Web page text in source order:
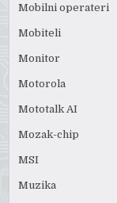
Mobilni operateri
Mobiteli
Monitor
Motorola
Mototalk AI
Mozak-chip
MSI
Muzika